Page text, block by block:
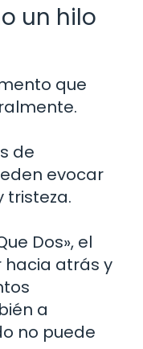
un hilo
que
de
evocar
tristeza.
Dos», el
hacia atrás y
a
no puede